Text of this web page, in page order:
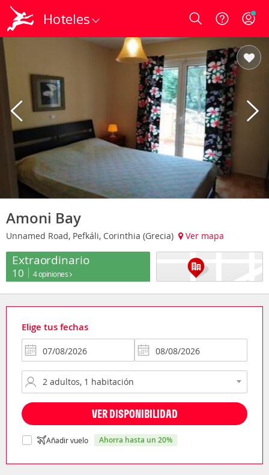
Hoteles Login
Amoni Bay
Unnamed Road, Pefkáli, Corinthia (Grecia) Ver mapa
Extraordinario
10 4 opiniones
Elige tus fechas
VER DISPONIBILIDAD
Añadir vuelo ahorra hasta un 20%